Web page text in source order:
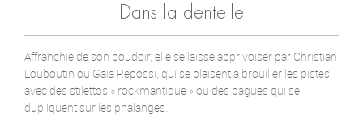
Dans la dentelle
Affranchie de son boudoir, elle se laisse apprivoiser par Christian
Louboutin ou Gaia Repossi, qui se plaisent à brouiller les pistes
avec des stilettos « rockmantique » ou des bagues qui se
dupliquent sur les phalanges.